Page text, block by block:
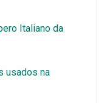
Italiano da
usados na